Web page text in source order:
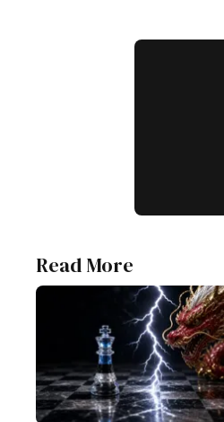
Read More